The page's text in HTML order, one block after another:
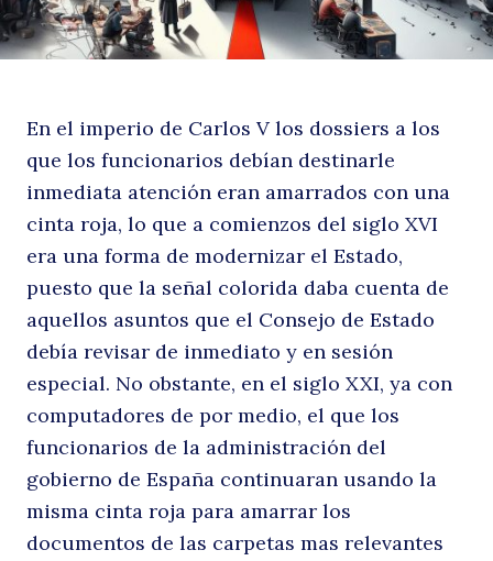
En el imperio de Carlos V los dossiers a los
que los funcionarios debían destinarle
inmediata atención eran amarrados con una
cinta roja, lo que a comienzos del siglo XVI
era una forma de modernizar el Estado,
puesto que la señal colorida daba cuenta de
aquellos asuntos que el Consejo de Estado
debía revisar de inmediato y en sesión
especial. No obstante, en el siglo XXI, ya con
computadores de por medio, el que los
funcionarios de la administración del
gobierno de España continuaran usando la
misma cinta roja para amarrar los
documentos de las carpetas mas relevantes